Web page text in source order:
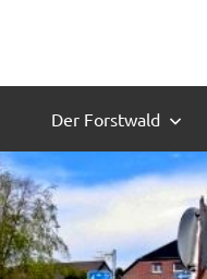
Der Forstwald